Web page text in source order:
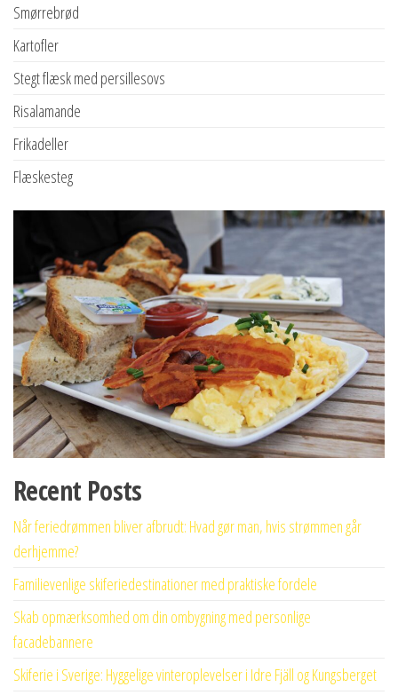
Smørrebrød
Kartofler
Stegt flæsk med persillesovs
Risalamande
Frikadeller
Flæskesteg
Recent Posts
Når feriedrømmen bliver afbrudt: Hvad gør man, hvis strømmen går
derhjemme?
Familievenlige skiferiedestinationer med praktiske fordele
Skab opmærksomhed om din ombygning med personlige
facadebannere
Skiferie i Sverige: Hyggelige vinteroplevelser i Idre Fjäll og Kungsberget